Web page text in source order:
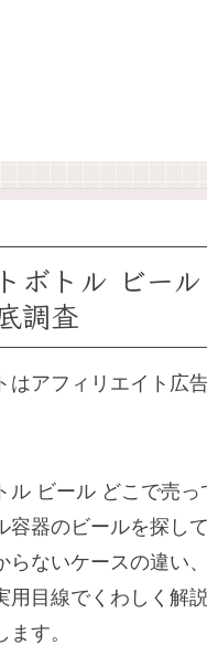
ボトル ビー
調査
アフィリエイト広
ル ビール どこで売
容器のビールを探し
らないケースの違い
用目線でくわしく解
す。